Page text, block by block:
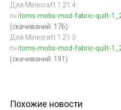
Для Minecraft 1.21.4:
п»їtoms-mobs-mod-fabric-quilt-
(cкачиваний: 176)
Для Minecraft 1.21.3:
п»їtoms-mobs-mod-fabric-quilt-
(cкачиваний: 191)
Похожие новости